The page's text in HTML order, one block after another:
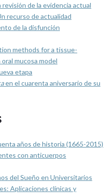
de la evidencia actual
recurso de actualidad
de la disfunción
methods for a tissue-
mucosa model
etapa
en el cuarenta aniversario de su
años de historia (1665-2015)
con anticuerpos
del Sueño en Universitarios
Aplicaciones clínicas y